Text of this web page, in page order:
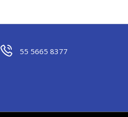
55 5665 8377